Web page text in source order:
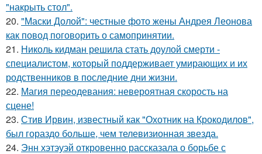
"накрыть стол".
20. "Маски Долой": честные фото жены Андрея Леонова
как повод поговорить о самопринятии.
21. Николь кидман решила стать доулой смерти -
специалистом, который поддерживает умирающих и их
родственников в последние дни жизни.
22. Магия переодевания: невероятная скорость на
сцене!
23. Стив Ирвин, известный как "Охотник на Крокодилов",
был гораздо больше, чем телевизионная звезда.
24. Энн хэтэуэй откровенно рассказала о борьбе с